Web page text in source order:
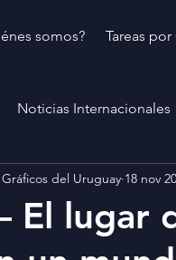
somos? Tareas
Noticias Internacionales
El lugar
del Uruguay 18 nov